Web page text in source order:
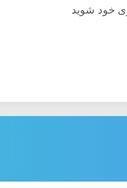
خود شوید